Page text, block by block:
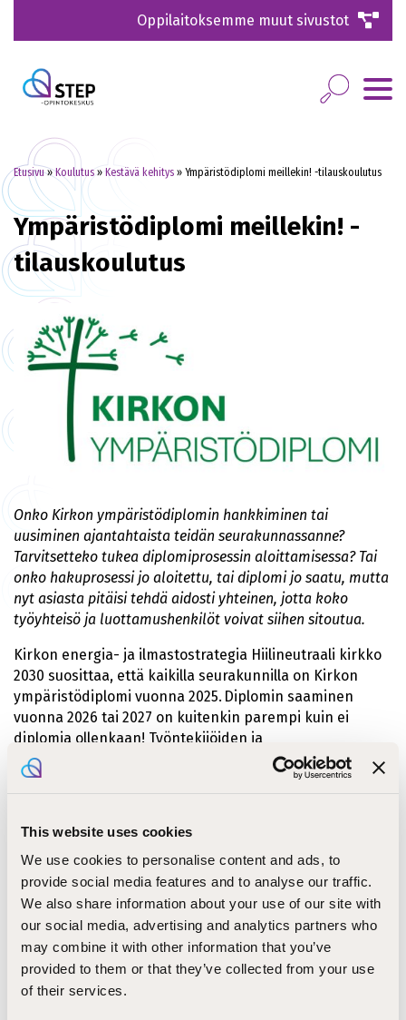
This website uses cookies
We use cookies to personalise content and ads, to
provide social media features and to analyse our traffic.
We also share information about your use of our site with
our social media, advertising and analytics partners who
may combine it with other information that you’ve
provided to them or that they’ve collected from your use
of their services.
Oppilaitoksemme muut sivustot
Etusivu»Koulutus » Kestävä kehitys » Ympäristödiplomi meillekin! -tilauskoulutus
Ympäristödiplomi meillekin! -
tilauskoulutus
Onko Kirkon ympäristödiplomin hankkiminen tai
uusiminen ajantahtaista teidän seurakunnassanne?
Tarvitsetteko tukea diplomiprosessin aloittamisessa? Tai
onko hakuprosessi jo aloitettu, tai diplomi jo saatu, mutta
nyt asiasta pitäisi tehdä aidosti yhteinen, jotta koko
työyhteisö ja luottamushenkilöt voivat siihen sitoutua.
Kirkon energia- ja ilmastostrategia Hiilineutraali kirkko
2030 suosittaa, että kaikilla seurakunnilla on Kirkon
ympäristödiplomi vuonna 2025. Diplomin saaminen
vuonna 2026 tai 2027 on kuitenkin parempi kuin ei
diplomia ollenkaan! Työntekijöiden ja
luottamushenkilöiden kouluttaminen on yksi
ympäristödiplomin myöntämisen minimikriteereistä.
mukaan räätälöitävä koulutus tarjoaa tukea sekä
yhteiseen hoksautumiseen ja sitoutumiseen että
konkreettista tukea ja käytännön vinkkejä Kirkon
ympäristödiplomin hankkimiseen.
Koulutuksessa tutustutaan Kirkon ympäristödiplomin
sisältöön ja hakuprosessiin, saadaan vastauksia
askarruttaviin kysymyksiin ja tehdään näkyväksi
seurakunnassa jo tehtyä työtä kestävän tulevaisuuden